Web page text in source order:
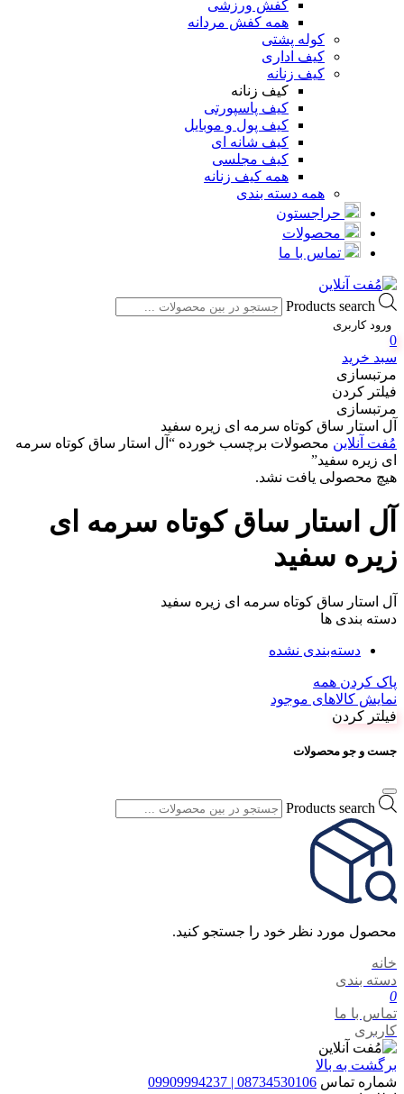
کفش ورزشی
همه کفش مردانه
کوله پشتی
کیف اداری
کیف زنانه
کیف زنانه
کیف پاسپورتی
کیف پول و موبایل
کیف شانه ای
کیف مجلسی
همه کیف زنانه
همه دسته بندی
حراجستون
محصولات
تماس با ما
Products search
ورود کاربری
0
سبد خرید
مرتبسازی
فیلتر کردن
مرتبسازی
آل استار ساق کوتاه سرمه ای زیره سفید
مُفت آنلاین محصولات برچسب خورده “آل استار ساق کوتاه سرمه
ای زیره سفید”
هیچ محصولی یافت نشد.
آل استار ساق کوتاه سرمه ای
زیره سفید
آل استار ساق کوتاه سرمه ای زیره سفید
دسته بندی ها
دسته‌بندی نشده
پاک کردن همه
نمایش کالاهای موجود
فیلتر کردن
جست و جو محصولات
Products search
محصول مورد نظر خود را جستجو کنید.
خانه
دسته بندی
0
تماس با ما
کاربری
برگشت به بالا
شماره تماس 08734530106 | 09909994237